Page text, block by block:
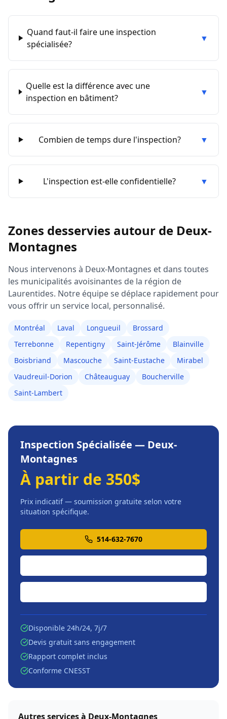
Quand faut-il faire une inspection
spécialisée?
▼
Quelle est la différence avec une
inspection en bâtiment?
▼
Combien de temps dure l'inspection? ▼
L'inspection est-elle confidentielle? ▼
Zones desservies autour de Deux-
Montagnes
Nous intervenons à Deux-Montagnes et dans toutes
les municipalités avoisinantes de la région de
Laurentides. Notre équipe se déplace rapidement pour
vous offrir un service local, personnalisé.
Montréal Laval Longueuil
Brossard
Terrebonne
Repentigny Saint-Jérôme
Blainville
Boisbriand
Mascouche Saint-Eustache
Mirabel
Vaudreuil-Dorion
Châteauguay
Boucherville
Saint-Lambert
Inspection Spécialisée — Deux-
Montagnes
À partir de 350$
Prix indicatif — soumission gratuite selon votre
situation spécifique.
514-632-7670
Disponible 24h/24, 7j/7
Devis gratuit sans engagement
Rapport complet inclus
Conforme CNESST
Autres services à Deux-Montagnes